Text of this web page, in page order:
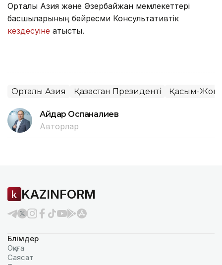
Орталық Азия және Әзербайжан мемлекеттері
басшыларының бейресми Консультативтік
кездесуіне қатысты.
Орталық Азия Қазақстан Президенті Қасым-
Айдар Оспаналиев
Авторлар
KAZINFORM
Бөлімдер
Оқиға
Саясат